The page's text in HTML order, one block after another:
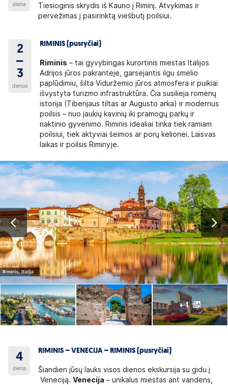
diena
Tiesioginis skrydis iš Kauno į Riminį. Atvykimas ir
pervežimas į pasirinktą viešbutį poilsiui.
2
–
3
dienos
RIMINIS (pusryčiai)
Riminis – tai gyvybingas kurortinis miestas Italijos
Adrijos jūros pakrantėje, garsėjantis ilgu smėlio
paplūdimiu, šilta Viduržemio jūros atmosfera ir puikiai
išvystyta turizmo infrastruktūra. Čia susilieja romėnų
istorija (Tiberijaus tiltas ar Augusto arka) ir modernus
poilsis – nuo jaukių kavinių iki pramogų parkų ir
naktinio gyvenimo. Riminis idealiai tinka tiek ramiam
poilsiui, tiek aktyviai šeimos ar porų kelionei. Laisvas
laikas ir poilsis Riminyje.
+ 1
4
diena
RIMINIS – VENECIJA – RIMINIS (pusryčiai)
Šiandien jūsų lauks visos dienos ekskursija su gidu į
Veneciją.Venecija – unikalus miestas ant vandens,